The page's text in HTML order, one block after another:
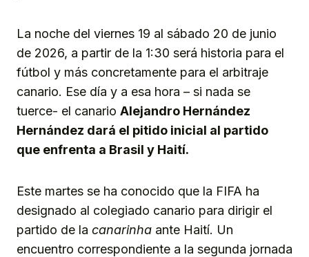
La noche del viernes 19 al sábado 20 de junio
de 2026, a partir de la 1:30 será historia para el
fútbol y más concretamente para el arbitraje
canario. Ese día y a esa hora – si nada se
tuerce- el canario Alejandro Hernández
Hernández dará el pitido inicial al partido
que enfrenta a Brasil y Haití.
Este martes se ha conocido que la FIFA ha
designado al colegiado canario para dirigir el
partido de la canarinha ante Haití. Un
encuentro correspondiente a la segunda jornada